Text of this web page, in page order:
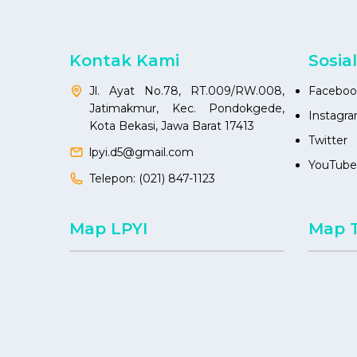
Kontak Kami
Jl. Ayat No.78, RT.009/RW.008,
Jatimakmur, Kec. Pondokgede,
Kota Bekasi, Jawa Barat 17413
lpyi.d5@gmail.com
Telepon: (021) 847-1123
Twitter
YouTube
Map LPYI Map